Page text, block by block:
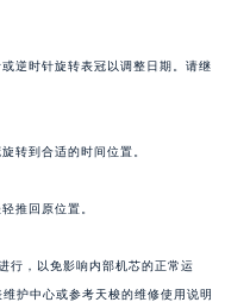
时针旋转表冠以调整日期。请继
到合适的时间位置。
推回原位置。
，以免影响内部机芯的正常运
护中心或参考天梭的维修使用说明